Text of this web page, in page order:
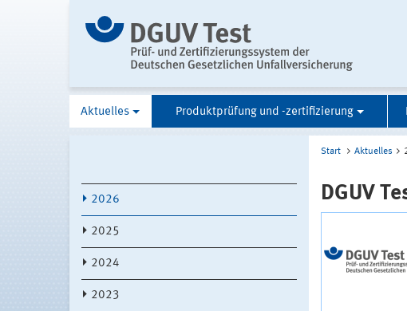
Aktuelles Produktprüfung und -zertifizierung
2026
2025
2024
2023
Start Aktuelles
DGUV